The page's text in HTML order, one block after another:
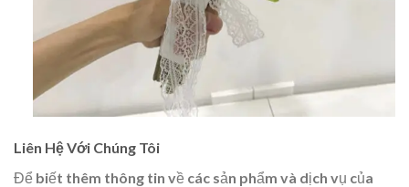
Liên Hệ Với Chúng Tôi
Để biết thêm thông tin về các sản phẩm và dịch vụ của